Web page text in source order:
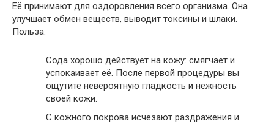
Её принимают для оздоровления всего организма. Она
улучшает обмен веществ, выводит токсины и шлаки.
Польза:
Сода хорошо действует на кожу: смягчает и
успокаивает её. После первой процедуры вы
ощутите невероятную гладкость и нежность
своей кожи.
С кожного покрова исчезают раздражения и